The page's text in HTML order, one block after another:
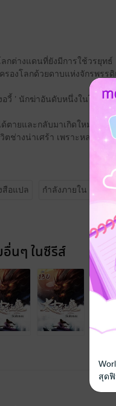
กต่างแดนที่ยังมีการใช้วรยุทธ์
รองโลกด้วยดาบแห่งจักรพร
อวี้ ’ นักฆ่าอันดับหนึ่งในโลกปั
ด้ตายและกลับมาเกิดใหม่ในตร
ตช่างน่าเศร้า เพราะหลงอวี้ใ
สือแปล กำลังภายใน นิย
อื่นๆ ในซีรีส์
สุด